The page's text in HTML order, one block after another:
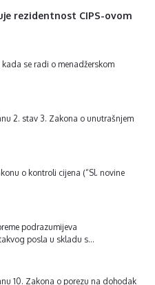
rezidentnost CIPS-ovom
se radi o menadžerskom
2. stav 3. Zakona o unutrašnjem
o kontroli cijena (“Sl. novine
podrazumijeva
posla u skladu s…
10. Zakona o porezu na dohodak